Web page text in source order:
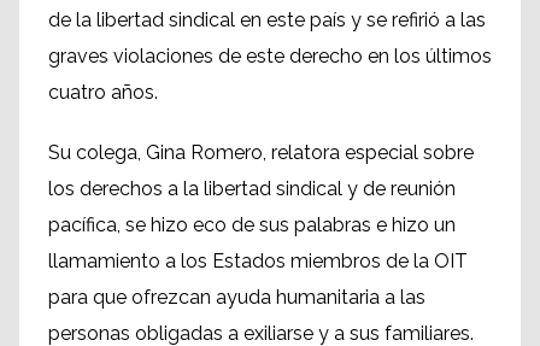
de la libertad sindical en este país y se refirió a las
graves violaciones de este derecho en los últimos
cuatro años.
Su colega, Gina Romero, relatora especial sobre
los derechos a la libertad sindical y de reunión
pacífica, se hizo eco de sus palabras e hizo un
llamamiento a los Estados miembros de la OIT
para que ofrezcan ayuda humanitaria a las
personas obligadas a exiliarse y a sus familiares.